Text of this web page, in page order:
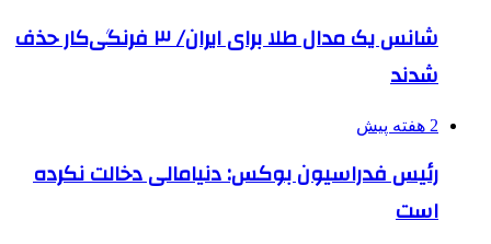
شانس یک مدال طلا برای ایران/ ۳ فرنگی‌کار حذف
شدند
2 هفته پیش
رئیس فدراسیون بوکس: دنیامالی دخالت نکرده
است